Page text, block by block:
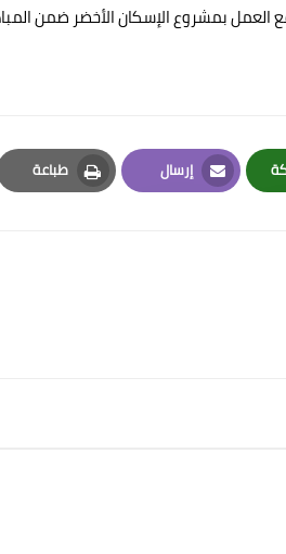
العمل بمشروع الإسكان الأخضر ضمن
إرسال
Email
طباعة
Print